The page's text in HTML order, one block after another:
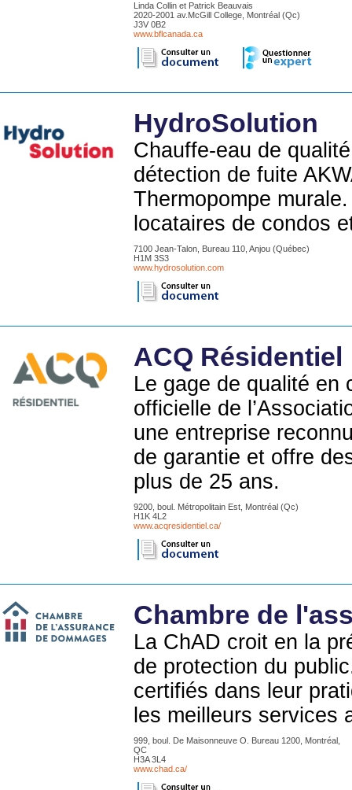
Linda Collin et Patrick Beauvais
2020-2001 av.McGill College, Montréal (Qc)
J3V 0B2
www.bflcanada.ca
HydroSolution
Chauffe-eau de
détection de fuite
Thermopompe
locataires de condos
7100 Jean-Talon, Bureau 110, Anjou (Québec)
H1M 3S3
www.hydrosolution.com
ACQ Résidentiel
Le gage de qualité en
officielle de
une entreprise
de garantie et offre
plus de 25 ans.
9200, boul. Métropolitain Est, Montréal (Qc)
H1K 4L2
www.acqresidentiel.ca/
Chambre de
La ChAD croit en la
de protection du
certifiés dans leur
les meilleurs services
999, boul. De Maisonneuve O. Bureau 1200, Montréal,
QC
H3A 3L4
www.chad.ca/